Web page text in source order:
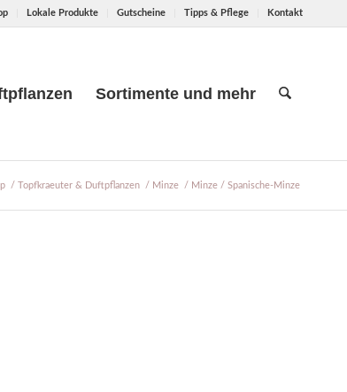
Lokale Produkte Gutscheine Tipps & Pflege Kontakt
Sortimente und mehr
/ Topfkraeuter & Duftpflanzen / Minze / Minze / Spanische-Minze